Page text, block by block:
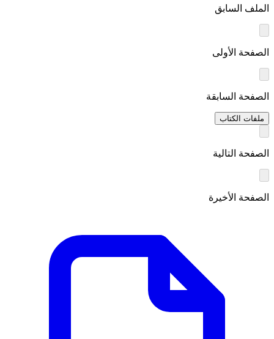
الملف السابق
الصفحة الأولى
الصفحة السابقة
ملفات الكتاب
الصفحة التالية
الصفحة الأخيرة